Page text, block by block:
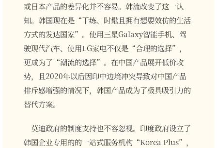
或日本产品的差异化并不容易。韩流改变了这一认
知。韩国现在是“干练、时髦且拥有想要效仿的生活
方式的发达国家”。使用三星Galaxy智能手机、驾
驶现代汽车、使用LG家电不仅是“合理的选择”，
更成为了“潮流的选择”。在中国产品展开低价攻
势，且2020年以后因印中边境冲突导致对中国产品
排斥感增强的情况下，韩国产品成为了极具吸引力的
替代方案。
莫迪政府的制度支持也不容忽视。印度政府设立了
韩国企业专用的的一站式服务机构“Korea Plus”，